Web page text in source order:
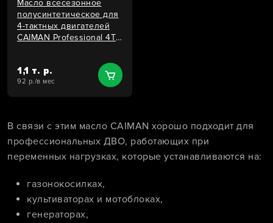
Масло всесезонное
полусинтетическое для
4-тактных двигателей
CAIMAN Professional 4T
1,1 т. р.
92 р./в мес
В связи с этим масло CAIMAN хорошо подходит для
профессиональных ДВО, работающих при
переменных нагрузках, которые устанавливаются на:
газонокосилках,
культиваторах и мотоблоках,
генераторах,